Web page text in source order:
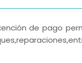
de pago